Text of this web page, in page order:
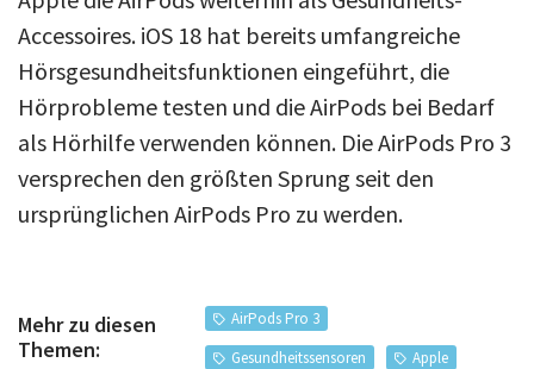
Accessoires. iOS 18 hat bereits umfangreiche
Hörsgesundheitsfunktionen eingeführt, die
Hörprobleme testen und die AirPods bei Bedarf
als Hörhilfe verwenden können. Die AirPods Pro 3
versprechen den größten Sprung seit den
ursprünglichen AirPods Pro zu werden.
Mehr zu diesen
Themen:
AirPods Pro 3
Gesundheitssensoren
Apple